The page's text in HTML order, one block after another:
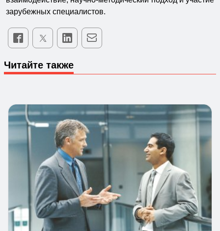
зарубежных специалистов.
Читайте также